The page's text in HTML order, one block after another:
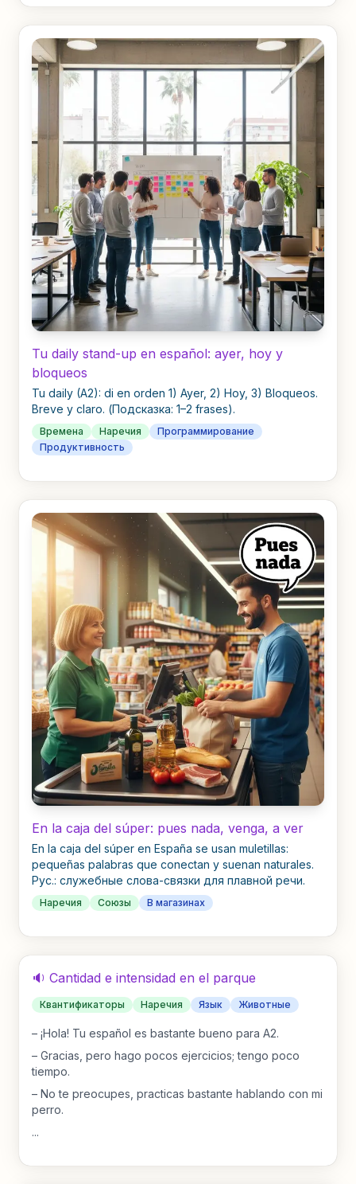
Tu daily stand-up en español: ayer, hoy y
bloqueos
Tu daily (A2): di en orden 1) Ayer, 2) Hoy, 3) Bloqueos.
Breve y claro. (Подсказка: 1–2 frases).
Времена Наречия
Программирование
Продуктивность
En la caja del súper: pues nada, venga, a ver
En la caja del súper en España se usan muletillas:
pequeñas palabras que conectan y suenan naturales.
Рус.: служебные слова-связки для плавной речи.
Наречия Союзы В магазинах
🔉 Cantidad e intensidad en el parque
Квантификаторы Наречия Язык Животные
– ¡Hola! Tu español es bastante bueno para A2.
– Gracias, pero hago pocos ejercicios; tengo poco
tiempo.
– No te preocupes, practicas bastante hablando con mi
perro.
...